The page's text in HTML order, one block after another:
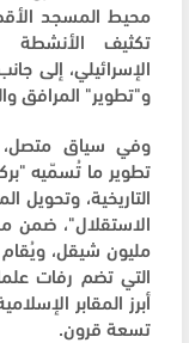
محيط المسجد
تكثيف الأنشطة
الإسرائيلي، إلى
و"تطوير" المرافق
وفي سياق متصل،
تطوير ما تُسمّيه
التاريخية،
مليون شيقل، ويُقام
التي تضم رفات
أبرز المقابر
تسعة قرون.